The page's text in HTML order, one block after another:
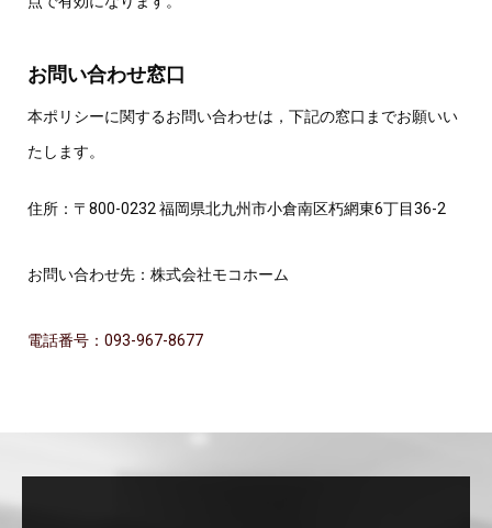
お問い合わせ窓口
本ポリシーに関するお問い合わせは，下記の窓口までお願いい
たします。
住所：〒800-0232 福岡県北九州市小倉南区朽網東6丁目36-2
お問い合わせ先：株式会社モコホーム
電話番号：093-967-8677